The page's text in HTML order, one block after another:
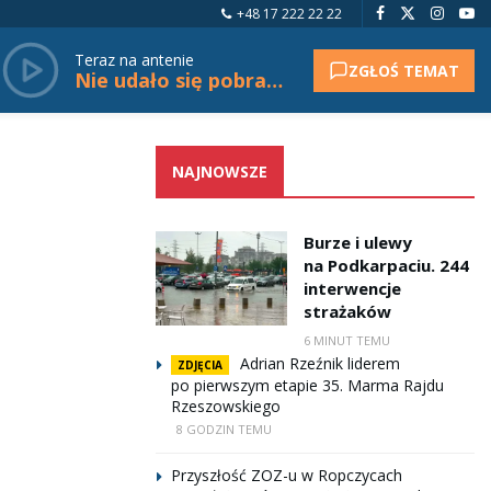
+48 17 222 22 22
Teraz na antenie
Nie udało się pobrać tytułu. ZGŁOŚ TEMAT
NAJNOWSZE
Burze i ulewy
na Podkarpaciu. 244
interwencje
strażaków
6 MINUT TEMU
ZDJĘCIA
Adrian Rzeźnik liderem
po pierwszym etapie 35. Marma Rajdu
Rzeszowskiego
8 GODZIN TEMU
Przyszłość ZOZ-u w Ropczycach